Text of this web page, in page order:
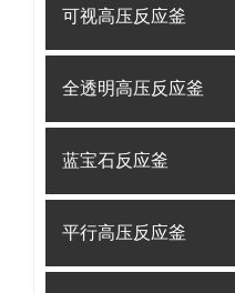
可视高压反应釜
全透明高压反应釜
蓝宝石反应釜
平行高压反应釜